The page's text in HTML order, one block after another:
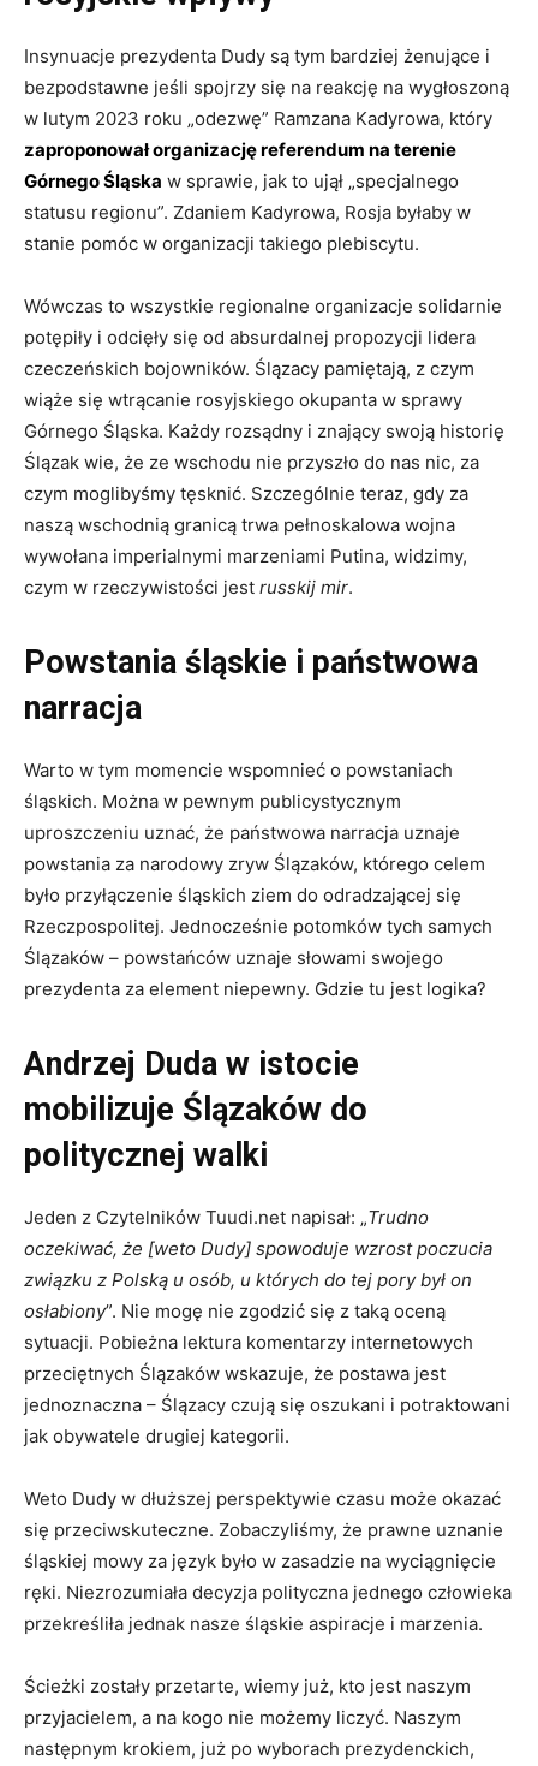
Insynuacje prezydenta Dudy są tym bardziej żenujące i
bezpodstawne jeśli spojrzy się na reakcję na wygłoszoną
w lutym 2023 roku „odezwę” Ramzana Kadyrowa, który
zaproponował organizację referendum na terenie
Górnego Śląska w sprawie, jak to ujął „specjalnego
statusu regionu”. Zdaniem Kadyrowa, Rosja byłaby w
stanie pomóc w organizacji takiego plebiscytu.
Wówczas to wszystkie regionalne organizacje solidarnie
potępiły i odcięły się od absurdalnej propozycji lidera
czeczeńskich bojowników. Ślązacy pamiętają, z czym
wiąże się wtrącanie rosyjskiego okupanta w sprawy
Górnego Śląska. Każdy rozsądny i znający swoją historię
Ślązak wie, że ze wschodu nie przyszło do nas nic, za
czym moglibyśmy tęsknić. Szczególnie teraz, gdy za
naszą wschodnią granicą trwa pełnoskalowa wojna
wywołana imperialnymi marzeniami Putina, widzimy,
czym w rzeczywistości jest russkij mir.
Powstania śląskie i państwowa
narracja
Warto w tym momencie wspomnieć o powstaniach
śląskich. Można w pewnym publicystycznym
uproszczeniu uznać, że państwowa narracja uznaje
powstania za narodowy zryw Ślązaków, którego celem
było przyłączenie śląskich ziem do odradzającej się
Rzeczpospolitej. Jednocześnie potomków tych samych
Ślązaków – powstańców uznaje słowami swojego
prezydenta za element niepewny. Gdzie tu jest logika?
Andrzej Duda w istocie
mobilizuje Ślązaków do
politycznej walki
Jeden z Czytelników Tuudi.net napisał: „Trudno
oczekiwać, że [weto Dudy] spowoduje wzrost poczucia
związku z Polską u osób, u których do tej pory był on
osłabiony”. Nie mogę nie zgodzić się z taką oceną
sytuacji. Pobieżna lektura komentarzy internetowych
przeciętnych Ślązaków wskazuje, że postawa jest
jednoznaczna – Ślązacy czują się oszukani i potraktowani
jak obywatele drugiej kategorii.
Weto Dudy w dłuższej perspektywie czasu może okazać
się przeciwskuteczne. Zobaczyliśmy, że prawne uznanie
śląskiej mowy za język było w zasadzie na wyciągnięcie
ręki. Niezrozumiała decyzja polityczna jednego człowieka
przekreśliła jednak nasze śląskie aspiracje i marzenia.
Ścieżki zostały przetarte, wiemy już, kto jest naszym
przyjacielem, a na kogo nie możemy liczyć. Naszym
następnym krokiem, już po wyborach prezydenckich,